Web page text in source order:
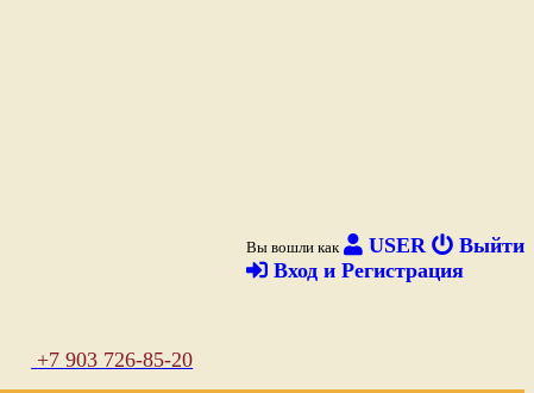
+7 903 726-85-20
Вы вошли как USER
Выйти
Вход и Регистрация